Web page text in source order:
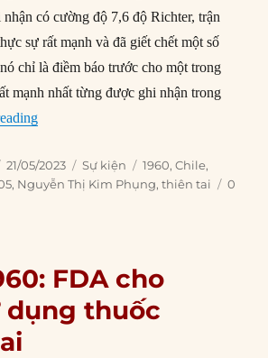
có cường độ 7,6 độ Richter, trận
sự rất mạnh và đã giết chết một số
chỉ là điềm báo trước cho một trong
mạnh nhất từng được ghi nhận trong
“21/05/1960: Động đất lớn ở Chile”
Posted
on
21/05/2023 Categories
Sự kiện Tags
1960,Chile,
, Nguyễn Thị Kim Phụng,thiên tai
0
FDA cho
dụng thuốc